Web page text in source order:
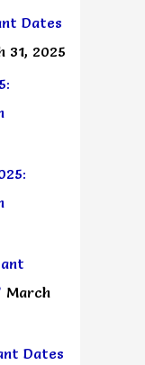
Dates
31, 2025
March
Dates